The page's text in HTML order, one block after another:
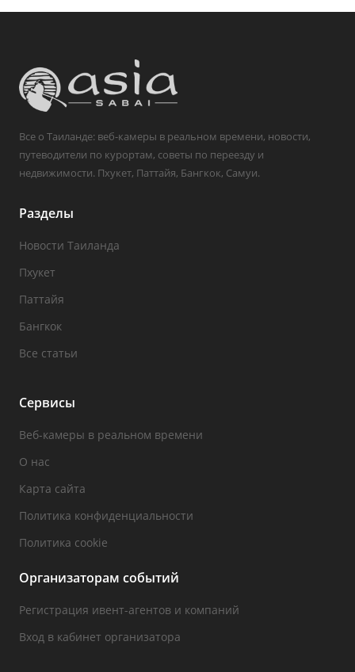
Все о Таиланде: веб-камеры в реальном времени, новости,
путеводители по курортам, советы по переезду и
недвижимости. Пхукет, Паттайя, Бангкок, Самуи.
Разделы
Новости Таиланда
Пхукет
Паттайя
Бангкок
Все статьи
Сервисы
Веб-камеры в реальном времени
О нас
Карта сайта
Политика конфиденциальности
Политика cookie
Организаторам событий
Регистрация ивент-агентов и компаний
Вход в кабинет организатора